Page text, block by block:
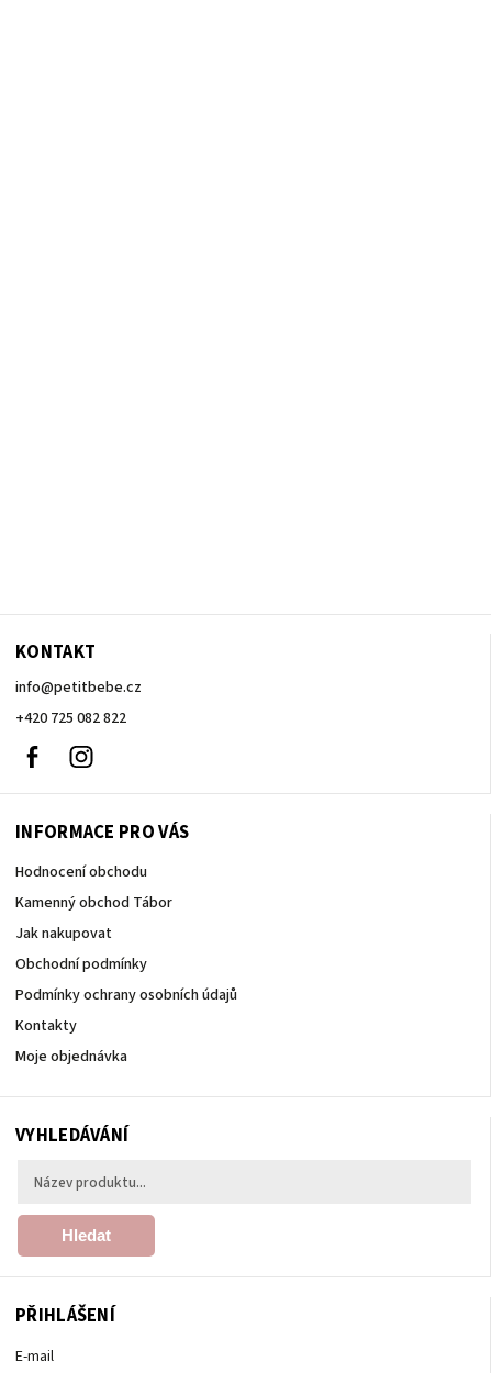
KONTAKT
info@petitbebe.cz
+420 725 082 822
Facebook
INFORMACE PRO VÁS
Hodnocení obchodu
Kamenný obchod Tábor
Jak nakupovat
Obchodní podmínky
Podmínky ochrany osobních údajů
Kontakty
Moje objednávka
VYHLEDÁVÁNÍ
Hledat
PŘIHLÁŠENÍ
E-mail